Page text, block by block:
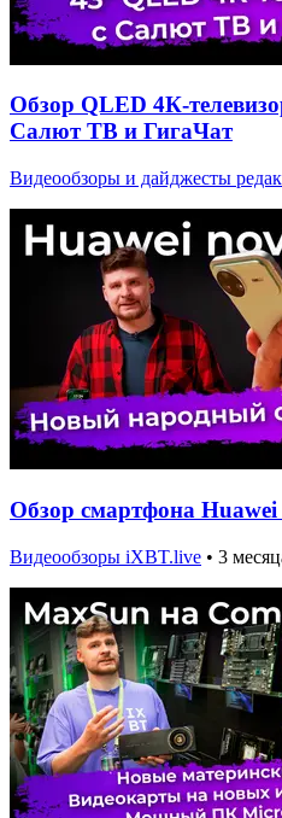
Обзор QLED 4К-
Салют ТВ и ГигаЧат
Видеообзоры и дайджесты
Обзор смартфона
Видеообзоры iXBT.live • 3